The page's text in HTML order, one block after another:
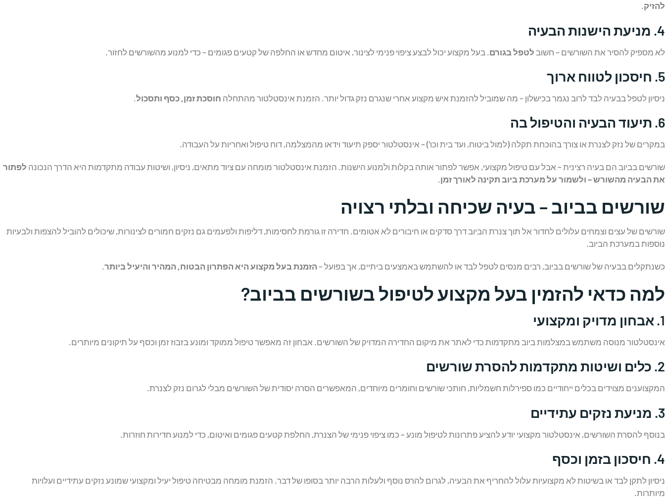
להזיק.
4. מניעת הישנות הבעיה
לא מספיק להסיר את השורשים – חשוב לטפל בגורם . בעל מקצוע יכול לבצע ציפוי פנימי לצינור, איטום מחדש או החלפה של קטעים פגומים – כדי למנוע מהשורשים לחזור.
5. חיסכון לטווח ארוך
ניסיון לטפל בבעיה לבד לרוב נגמר בכישלון – מה שמוביל להזמנת איש מקצוע אחרי שנגרם נזק גדול יותר. הזמנת אינסטלטור מהתחלה חוסכת זמן, כסף ותסכול.
6. תיעוד הבעיה והטיפול בה
במקרים של נזק לצנרת או צורך בהוכחת תקלה (למול ביטוח, ועד בית וכו') – אינסטלטור יספק תיעוד וידאו מהמצלמה, דוח טיפול ואחריות על העבודה.
שורשים בביוב הם בעיה רצינית – אבל עם טיפול מקצועי, אפשר לפתור אותה בקלות ולמנוע הישנות. הזמנת אינסטלטור מומחה עם ציוד מתאים, ניסיון, ושיטות עבודה מתקדמות היא הדרך הנכונה לפתור
את הבעיה מהשורש – ולשמור על מערכת ביוב תקינה לאורך זמן
שורשים בביוב – בעיה שכיחה ובלתי רצויה
שורשים של עצים וצמחים עלולים לחדור אל תוך צנרת הביוב דרך סדקים או חיבורים לא אטומים. חדירה זו גורמת לחסימות, דליפות ולפעמים גם נזקים חמורים לצינורות, שיכולים להוביל להצפות ולבעיות
נוספות במערכת הביוב.
כשנתקלים בבעיה של שורשים בביוב, רבים מנסים לטפל לבד או להשתמש באמצעים ביתיים, אך בפועל – הזמנת בעל מקצוע היא הפתרון הבטוח, המהיר והיעיל ביותר
למה כדאי להזמין בעל מקצוע לטיפול בשורשים בביוב?
1. אבחון מדויק ומקצועי
אינסטלטור מנוסה משתמש במצלמות ביוב מתקדמות כדי לאתר את מיקום החדירה המדויק של השורשים. אבחון זה מאפשר טיפול ממוקד ומונע בזבוז זמן וכסף על תיקונים מיותרים.
2. כלים ושיטות מתקדמות להסרת שורשים
המקצוענים מצוידים בכלים ייחודיים כמו ספירלות חשמליות, חותכי שורשים וחומרים מיוחדים, המאפשרים הסרה יסודית של השורשים מבלי לגרום נזק לצנרת.
3. מניעת נזקים עתידיים
בנוסף להסרת השורשים, אינסטלטור מקצועי יודע להציע פתרונות לטיפול מונע – כמו ציפוי פנימי של הצנרת, החלפת קטעים פגומים ואיטום, כדי למנוע חדירות חוזרות.
4. חיסכון בזמן וכסף
ניסיון לתקן לבד או בשיטות לא מקצועיות עלול להחריף את הבעיה, לגרום להרס נוסף ולעלות הרבה יותר בסופו של דבר. הזמנת מומחה מבטיחה טיפול יעיל ומקצועי שמונע נזקים עתידיים ועלויות
מיותרות.